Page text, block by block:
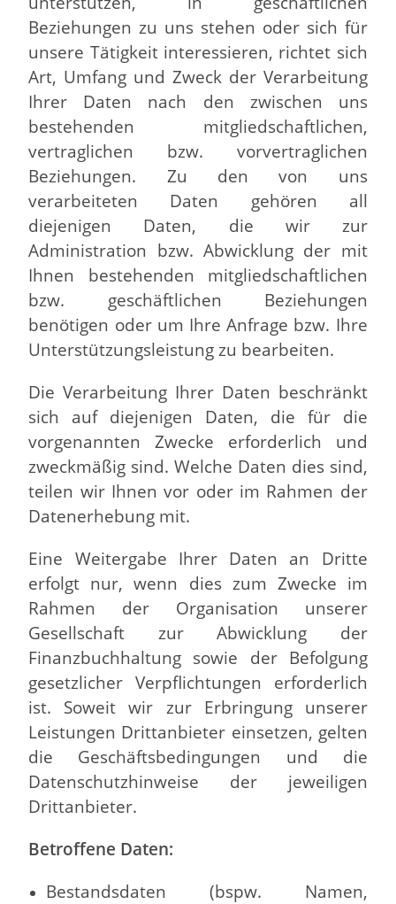
Beziehungen zu uns stehen oder sich für
unsere Tätigkeit interessieren, richtet sich
Art, Umfang und Zweck der Verarbeitung
Ihrer Daten nach den zwischen uns
bestehenden mitgliedschaftlichen,
vertraglichen bzw. vorvertraglichen
Beziehungen. Zu den von uns
verarbeiteten Daten gehören all
diejenigen Daten, die wir zur
Administration bzw. Abwicklung der mit
Ihnen bestehenden mitgliedschaftlichen
bzw. geschäftlichen Beziehungen
benötigen oder um Ihre Anfrage bzw. Ihre
Unterstützungsleistung zu bearbeiten.
Die Verarbeitung Ihrer Daten beschränkt
sich auf diejenigen Daten, die für die
vorgenannten Zwecke erforderlich und
zweckmäßig sind. Welche Daten dies sind,
teilen wir Ihnen vor oder im Rahmen der
Datenerhebung mit.
Eine Weitergabe Ihrer Daten an Dritte
erfolgt nur, wenn dies zum Zwecke im
Rahmen der Organisation unserer
Gesellschaft zur Abwicklung der
Finanzbuchhaltung sowie der Befolgung
gesetzlicher Verpflichtungen erforderlich
ist. Soweit wir zur Erbringung unserer
Leistungen Drittanbieter einsetzen, gelten
die Geschäftsbedingungen und die
Datenschutzhinweise der jeweiligen
Drittanbieter.
Betroffene Daten:
Bestandsdaten (bspw. Namen,